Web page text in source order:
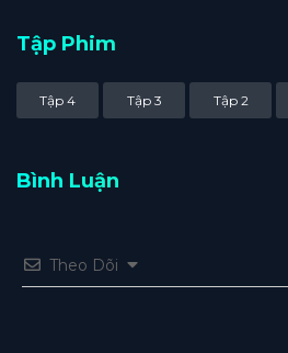
Tập Phim
Tập 4 Tập 3 Tập 2
Bình Luận
Theo Dõi